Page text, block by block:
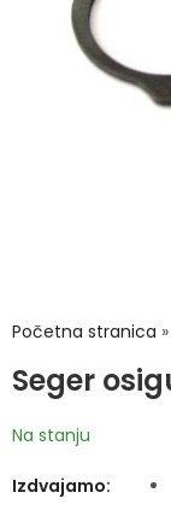
Početna stranica »
Seger
Na stanju
Izdvajamo: